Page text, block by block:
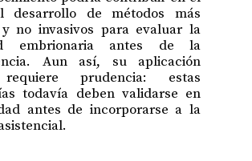
desarrollo de métodos más
no invasivos para evaluar la
embrionaria antes de la
Aun así, su aplicación
prudencia: estas
todavía deben validarse en
antes de incorporarse a la